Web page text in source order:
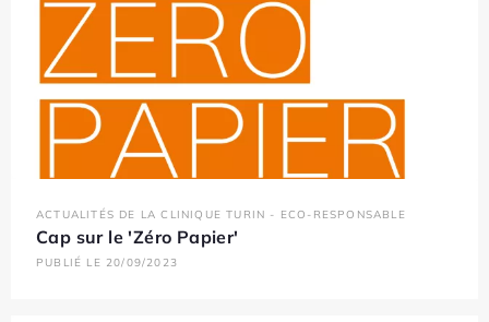
ACTUALITÉS DE LA CLINIQUE TURIN - ECO-RESPONSABLE
Cap sur le 'Zéro Papier'
PUBLIÉ LE 20/09/2023